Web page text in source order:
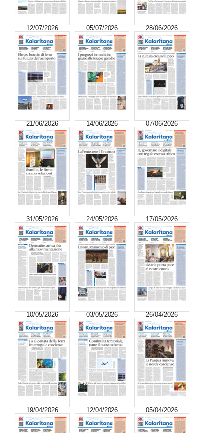
12/07/2026 05/07/2026 28/06/2026
21/06/2026 14/06/2026 07/06/2026
31/05/2026 24/05/2026 17/05/2026
10/05/2026 03/05/2026 26/04/2026
19/04/2026 12/04/2026 05/04/2026